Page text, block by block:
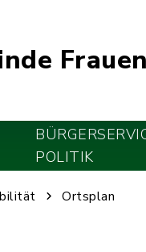
POLITIK
Ortsplan